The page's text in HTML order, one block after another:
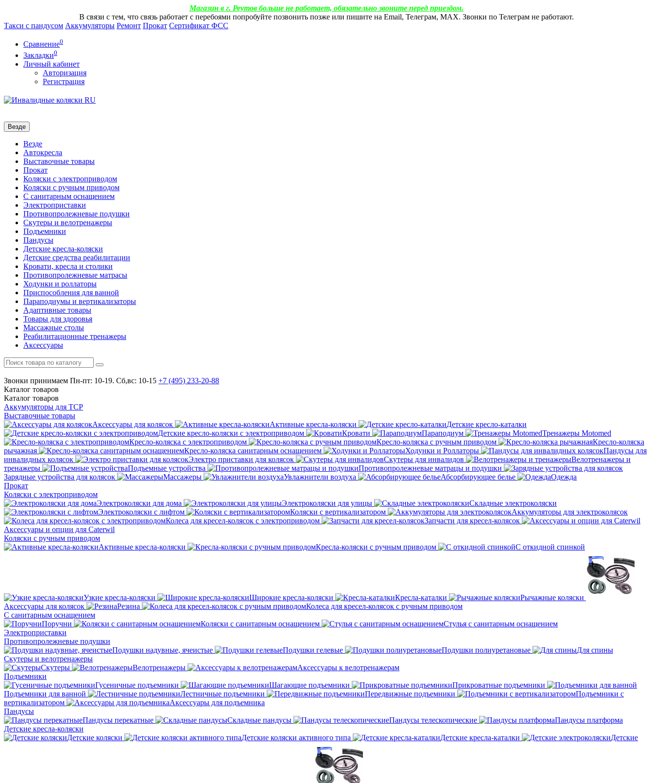
Магазин в г. Реутов больше не работает, обязательно звоните перед приездом.
В связи с тем, что связь работает с перебоями попробуйте позвонить позже или пишите на Email, Телеграм, МАХ. Звонки по Телеграм не работают.
Такси с пандусом Аккумуляторы Ремонт Прокат Сертификат ФСС
Сравнение0
Закладки0
Личный кабинет
Авторизация
Регистрация
Везде
Везде
Автокресла
Выставочные товары
Прокат
Коляски с электроприводом
Коляски с ручным приводом
С санитарным оснащением
Электроприставки
Противопролежневые подушки
Скутеры и велотренажеры
Подъемники
Пандусы
Детские кресла-коляски
Детские средства реабилитации
Кровати, кресла и столики
Противопролежневые матрасы
Ходунки и роллаторы
Приспособления для ванной
Параподиумы и вертикализаторы
Адаптивные товары
Товары для здоровья
Массажные столы
Реабилитационные тренажеры
Аксессуары
Звонки принимаем Пн-пт: 10-19. Сб,вс: 10-15 +7 (495) 233-20-88
Каталог товаров
Каталог товаров
Аккумуляторы для ТСР
Выставочные товары
Аксессуары для колясок
Активные кресла-коляски
Детские кресло-каталки
Детские кресло-коляски с электроприводом
Кровати Параподиум
Тренажеры Motomed
Кресло-коляска с электроприводом
Кресло-коляска с ручным приводом
Кресло-коляска
рычажная
Кресло-коляска санитарным оснащением Ходунки и Роллаторы
Пандусы для
инвалидных колясок
Электро приставки для колясок Скутеры для инвалидов
Велотренажеры и
тренажеры
Подъемные устройства
Противопролежневые матрацы и подушки
Зарядные устройства для колясок
Массажеры Увлажнители воздуха Абсорбирующее белье
Одежда
Прокат
Коляски с электроприводом
Электроколяски для дома
Электроколяски для улицы
Складные электроколяски
Электроколяски с лифтом
Коляски с вертикализатором
Аккумуляторы для электроколясок
Колеса для кресел-колясок с электроприводом
Запчасти для кресел-колясок
Аксессуары и опции для Caterwil
Коляски с ручным приводом
Активные кресла-коляски
Кресла-коляски с ручным приводом С откидной спинкой
Узкие кресла-коляски Широкие кресла-коляски Кресла-каталки
Рычажные коляски
Аксессуары для колясок
Резина
Колеса для кресел-колясок с ручным приводом
С санитарным оснащением
Поручни
Коляски с санитарным оснащением
Стулья с санитарным оснащением
Электроприставки
Противопролежневые подушки
Подушки надувные, ячеистые
Подушки гелевые Подушки полиуретановые
Для спины
Скутеры и велотренажеры
Скутеры
Велотренажеры
Аксессуары к велотренажерам
Подъемники
Гусеничные подъемники
Шагающие подъемники
Прикроватные подъемники
Подъемники для ванной
Лестничные подъемники Передвижные подъемники
Подъемники с
вертикализатором
Аксессуары для подъемника
Пандусы
Пандусы перекатные
Складные пандусы Пандусы телескопические
Пандусы платформа
Детские кресла-коляски
Детские коляски
Детские коляски активного типа Детские кресла-каталки Детские